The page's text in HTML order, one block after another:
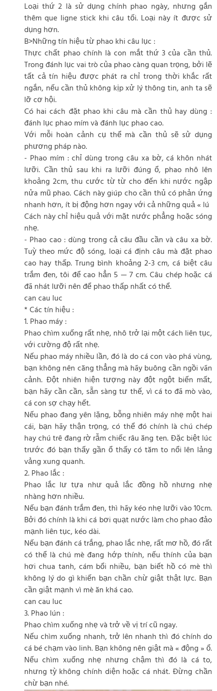
Loại thứ 2 là sử dụng chính phao ngày, nhưng gắn
thêm que ligne stick khi câu tối. Loại này ít được sử
dụng hơn.
B>Những tín hiệu từ phao khi câu lục :
Thực chất phao chính là con mắt thứ 3 của cần thủ.
Trong đánh lục vai trò của phao càng quan trọng, bởi lẽ
tất cả tín hiệu được phát ra chỉ trong thời khắc rất
ngắn, nếu cần thủ không kịp xử lý thông tin, anh ta sẽ
lỡ cơ hội.
Có hai cách đặt phao khi câu mà cần thủ hay dùng :
đánh lục phao mím và đánh lục phao cao.
Với mỗi hoàn cảnh cụ thể mà cần thủ sẽ sử dụng
phương pháp nào.
- Phao mím : chỉ dùng trong câu xa bờ, cá khôn nhát
lưỡi. Cần thủ sau khi ra lưỡi đúng ổ, phao nhô lên
khoảng 2cm, thu cước từ từ cho đến khi nước ngập
nửa mũ phao. Cách này giúp cho cần thủ có phản ứng
nhanh hơn, ít bị động hơn ngay với cả những quả « lú
Cách này chỉ hiệu quả với mặt nước phẳng hoặc sóng
nhẹ.
- Phao cao : dùng trong cả câu đầu cần và câu xa bờ.
Tuỳ theo mức độ sóng, loại cá định câu mà đặt phao
cao hay thấp. Trung bình khoảng 2-3 cm, cá biệt câu
trắm đen, tôi để cao hẳn 5 — 7 cm. Câu chép hoặc cá
đã nhát lưỡi nên để phao thấp nhất có thể.
can cau luc
* Các tín hiệu :
1. Phao máy :
Phao chìm xuống rất nhẹ, nhô trở lại một cách liên tục,
với cường độ rất nhẹ.
Nếu phao máy nhiều lần, đó là do cá con vào phá vùng,
bạn không nên căng thẳng mà hãy buông cần ngồi vãn
cảnh. Đột nhiên hiện tượng này đột ngột biến mất,
bạn hãy cần cần, sẵn sàng tư thế, vì cá to đã mò vào,
cá con sợ chạy hết.
Nếu phao đang yên lặng, bỗng nhiên máy nhẹ một hai
cái, bạn hãy thận trọng, có thể đó chính là chú chép
hay chú trê đang rờ rẫm chiếc râu ăng ten. Đặc biệt lúc
trước đó bạn thấy gần ổ thấy có tăm to nổi lên lảng
vảng xung quanh.
2. Phao lắc :
Phao lắc lư tựa như quả lắc đồng hồ nhưng nhẹ
nhàng hơn nhiều.
Nếu bạn đánh trắm đen, thì hãy kéo nhẹ lưỡi vào 10cm.
Bởi đó chính là khi cá bơi quạt nước làm cho phao đảo
mạnh liên tục, kéo dài.
Nếu bạn đánh cá trắng, phao lắc nhẹ, rất mơ hồ, đó rất
có thể là chú mè đang hớp thính, nếu thính của bạn
hơi chua tanh, cám bổi nhiều, bạn biết hồ có mè thì
không lý do gì khiến bạn chần chừ giật thật lực. Bạn
cần giật mạnh vì mè ăn khá cao.
can cau luc
3. Phao lún :
Phao chìm xuống nhẹ và trở về vị trí cũ ngay.
Nếu chìm xuống nhanh, trở lên nhanh thì đó chính do
cá bé chạm vào linh. Bạn không nên giật mà « động » ổ.
Nếu chìm xuống nhẹ nhưng chậm thì đó là cá to,
nhưng tỳ không chính diện hoặc cá nhát. Đừng chần
chừ bạn nhé.